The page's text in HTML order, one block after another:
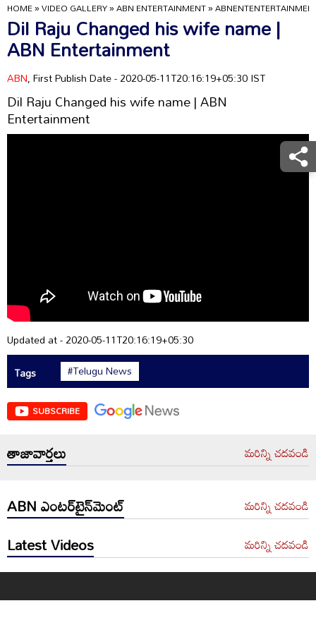
HOME»VIDEO GALLERY»ABN ENTERTAINMENT»
Dil Raju Changed his wife name |
ABN Entertainment
ABN, First Publish Date - 2020-05-11T20:16:19+05:30 IST
Dil Raju Changed his wife name | ABN
Entertainment
Updated at - 2020-05-11T20:16:19+05:30
Tags
#Telugu News
SUBSCRIBE
తాజావార్తలు మరిన్ని చదవండి
ABN ఎంటర్‌టైన్‌మెంట్ మరిన్ని చదవండి
Latest Videos మరిన్ని చదవండి